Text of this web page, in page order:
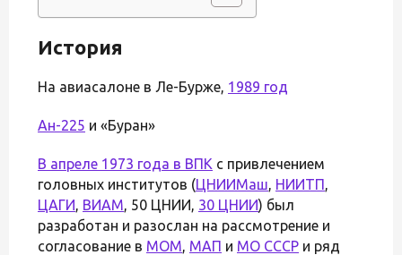
История
На авиасалоне в Ле-Бурже, 1989 год
Ан-225 и «Буран»
В апреле 1973 года в ВПК с привлечением
головных институтов (ЦНИИМаш, НИИТП,
ЦАГИ, ВИАМ, 50 ЦНИИ, 30 ЦНИИ) был
разработан и разослан на рассмотрение и
согласование в МОМ, МАП и МО СССР и ряд